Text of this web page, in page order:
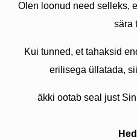
Olen loonud need selleks,
sära
Kui tunned, et tahaksid
erilisega üllatada,
äkki ootab seal just